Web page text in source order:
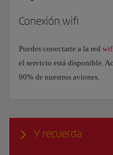
Conexión wifi
Puedes conectarte a la red
el servicio está disponible.
90% de nuestros aviones.
Y recuerda